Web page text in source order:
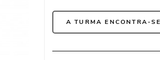
A TURMA ENCONTRA-